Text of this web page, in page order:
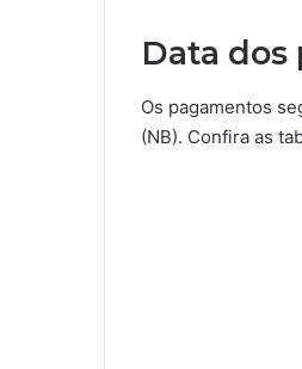
Data dos
Os pagamentos
(NB). Confira as